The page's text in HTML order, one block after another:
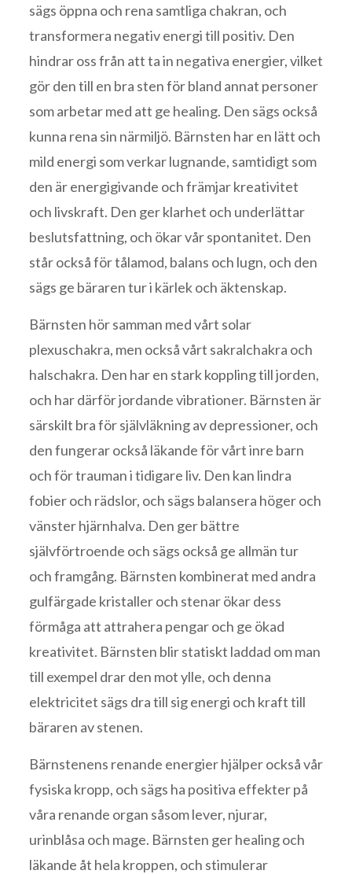
sägs öppna och rena samtliga chakran, och
transformera negativ energi till positiv. Den
hindrar oss från att ta in negativa energier, vilket
gör den till en bra sten för bland annat personer
som arbetar med att ge healing. Den sägs också
kunna rena sin närmiljö. Bärnsten har en lätt och
mild energi som verkar lugnande, samtidigt som
den är energigivande och främjar kreativitet
och livskraft. Den ger klarhet och underlättar
beslutsfattning, och ökar vår spontanitet. Den
står också för tålamod, balans och lugn, och den
sägs ge bäraren tur i kärlek och äktenskap.
Bärnsten hör samman med vårt solar
plexuschakra, men också vårt sakralchakra och
halschakra. Den har en stark koppling till jorden,
och har därför jordande vibrationer. Bärnsten är
särskilt bra för självläkning av depressioner, och
den fungerar också läkande för vårt inre barn
och för trauman i tidigare liv. Den kan lindra
fobier och rädslor, och sägs balansera höger och
vänster hjärnhalva. Den ger bättre
självförtroende och sägs också ge allmän tur
och framgång. Bärnsten kombinerat med andra
gulfärgade kristaller och stenar ökar dess
förmåga att attrahera pengar och ge ökad
kreativitet. Bärnsten blir statiskt laddad om man
till exempel drar den mot ylle, och denna
elektricitet sägs dra till sig energi och kraft till
bäraren av stenen.
Bärnstenens renande energier hjälper också vår
fysiska kropp, och sägs ha positiva effekter på
våra renande organ såsom lever, njurar,
urinblåsa och mage. Bärnsten ger healing och
läkande åt hela kroppen, och stimulerar